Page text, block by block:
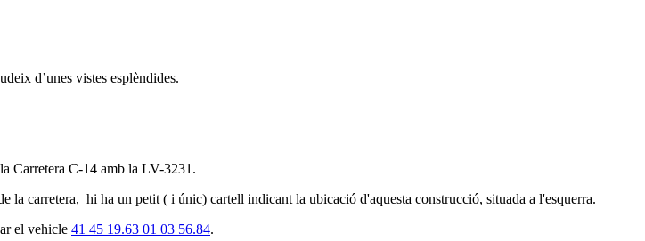
d’unes vistes esplèndides.
Carretera C-14 amb la LV-3231.
la carretera, hi ha un petit ( i únic) cartell indicant la ubicació d'aquesta construcció, situada a l'esquerra.
el vehicle 41 45 19.63 01 03 56.84.